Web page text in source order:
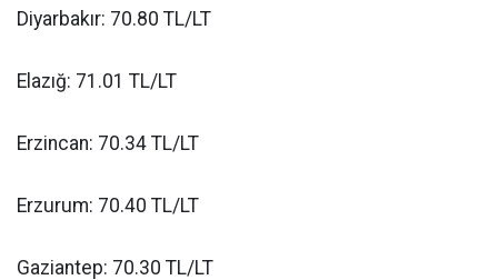
Diyarbakır: 70.80 TL/LT
Elazığ: 71.01 TL/LT
Erzincan: 70.34 TL/LT
Erzurum: 70.40 TL/LT
Gaziantep: 70.30 TL/LT